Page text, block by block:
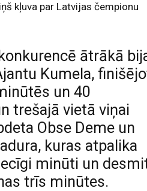
kļuva par Latvijas čempionu
ātrākā
Kumela,
un 40
trešajā vietā viņai
Obse Deme un
kuras atpalika
minūti un
trīs minūtes.